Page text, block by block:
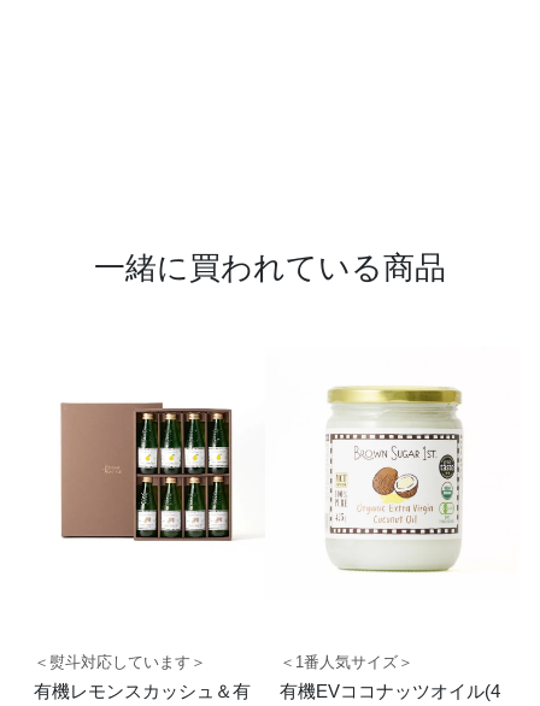
一緒に買われている商品
＜熨斗対応しています＞
有機レモンスカッシュ＆有
＜1番人気サイズ＞
有機EVココナッツオイル(4